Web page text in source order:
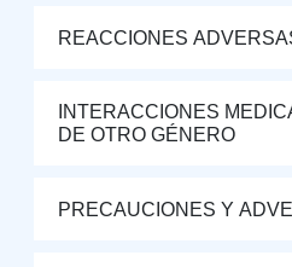
REACCIONES
INTERACCIONES
DE OTRO GÉNERO
PRECAUCIONES Y